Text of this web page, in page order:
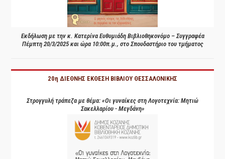
Εκδήλωση με την κ. Κατερίνα Ευθυμιάδη Βιβλιοθηκονόμο – Συγγραφέα
Πέμπτη 20/3/2025 και ώρα 10:00π.μ., στο Σπουδαστήριο του τμήματος
20η ΔΙΕΘΝΗΣ ΕΚΘΕΣΗ ΒΙΒΛΙΟΥ ΘΕΣΣΑΛΟΝΙΚΗΣ
Στρογγυλή τράπεζα με θέμα: «Οι γυναίκες στη Λογοτεχνία: Μητιώ
Σακελλαρίου - Μεγδάνη»